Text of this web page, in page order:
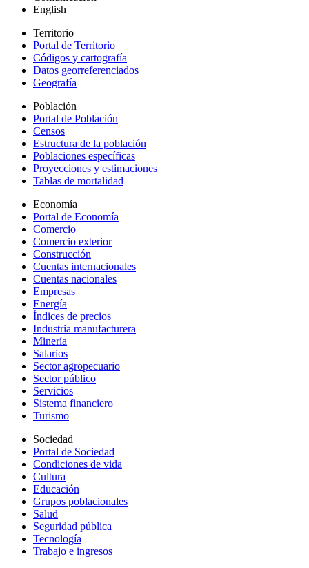
English
Territorio
Portal de Territorio
Códigos y cartografía
Datos georreferenciados
Geografía
Población
Portal de Población
Censos
Estructura de la población
Poblaciones específicas
Proyecciones y estimaciones
Tablas de mortalidad
Economía
Portal de Economía
Comercio
Comercio exterior
Construcción
Cuentas internacionales
Cuentas nacionales
Empresas
Energía
Índices de precios
Industria manufacturera
Minería
Salarios
Sector agropecuario
Sector público
Servicios
Sistema financiero
Turismo
Sociedad
Portal de Sociedad
Condiciones de vida
Cultura
Educación
Grupos poblacionales
Salud
Seguridad pública
Tecnología
Trabajo e ingresos